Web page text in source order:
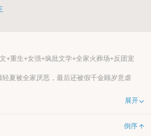
重生+女强+疯批文学+全家火葬场+反团宠
被全家厌恶，最后还被假千金顾岁意虐
，这个容她考虑考虑怎么治。
展开
倒序